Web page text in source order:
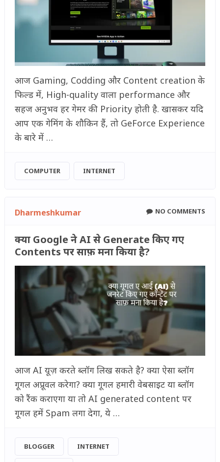
आज Gaming, Codding और Content creation के
फिल्ड में, High-quality वाला performance और
सहज अनुभव हर गेमर की Priority होती है. खासकर यदि
आप एक गेमिंग के शौकिन हैं, तो GeForce Experience
के बारे में …
COMPUTER INTERNET
Dharmeshkumar NO COMMENTS
क्या Google ने AI से Generate किए गए
Contents पर साफ़ मना किया है?
आज AI यूज़ करते ब्लॉग लिख सकते है? क्या ऐसा ब्लॉग
गूगल अप्रूवल करेगा? क्या गूगल हमारी वेबसाइट या ब्लॉग
को रैंक कराएगा या तो AI generated content पर
गूगल हमें Spam लगा देगा, ये …
BLOGGER INTERNET